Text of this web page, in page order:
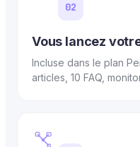
02
Vous lancez
Incluse dans le plan
articles, 10 FAQ,